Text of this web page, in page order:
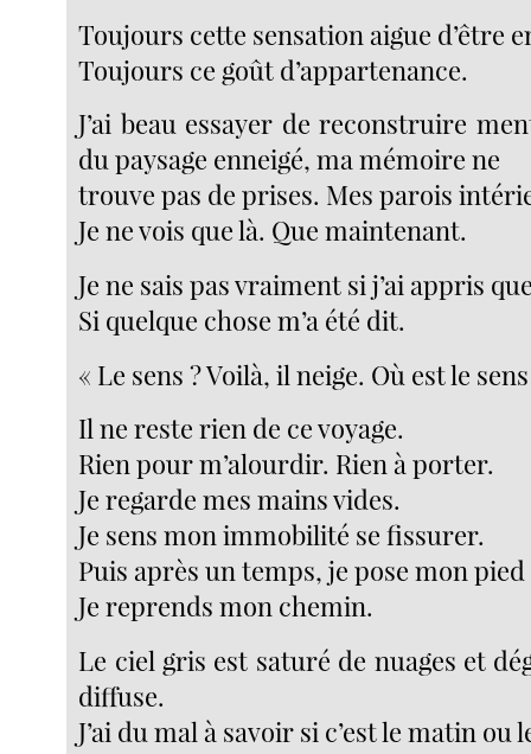
Toujours cette sensation aigue d’être
Toujours ce goût d’appartenance.
J’ai beau essayer de reconstruire
du paysage enneigé, ma mémoire ne
trouve pas de prises. Mes parois
Je ne vois que là. Que maintenant.
Je ne sais pas vraiment si j’ai appris
Si quelque chose m’a été dit.
« Le sens ? Voilà, il neige. Où est le
Il ne reste rien de ce voyage.
Rien pour m’alourdir. Rien à porter.
Je regarde mes mains vides.
Je sens mon immobilité se fissurer.
Puis après un temps, je pose mon
Je reprends mon chemin.
Le ciel gris est saturé de nuages et
diffuse.
J’ai du mal à savoir si c’est le matin ou